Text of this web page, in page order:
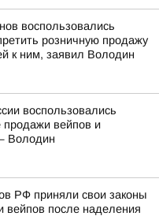
воспользовались
розничную продажу
к ним, заявил Володин
воспользовались
продажи вейпов и
Володин
РФ приняли свои законы
вейпов после наделения